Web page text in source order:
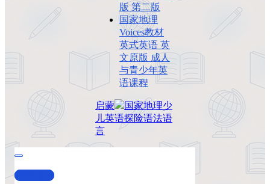
版 第二版
国家地理
Voices教材
英式英语 英
文原版 成人
与青少年英
语课程
启蒙 国家地理少
儿英语探险语法语
言
查看演示